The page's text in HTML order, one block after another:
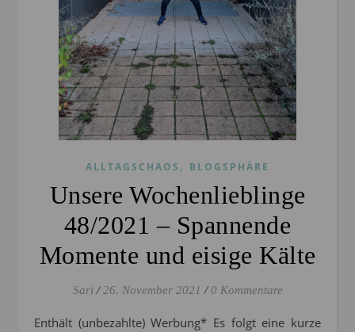
ALLTAGSCHAOS , BLOGSPHÄRE
Unsere Wochenlieblinge
48/2021 – Spannende
Momente und eisige Kälte
Sari / 26. November 2021 / 0 Kommentare
Enthält (unbezahlte) Werbung* Es folgt eine kurze